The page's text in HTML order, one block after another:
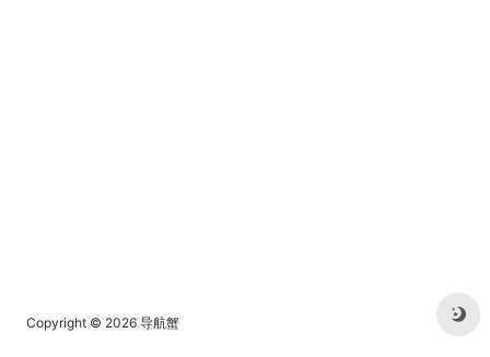
Copyright © 2026 导航蟹